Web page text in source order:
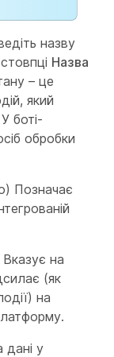
назву
Назва
– це
який
боті-
обробки
Позначає
на
(як
на
дані у